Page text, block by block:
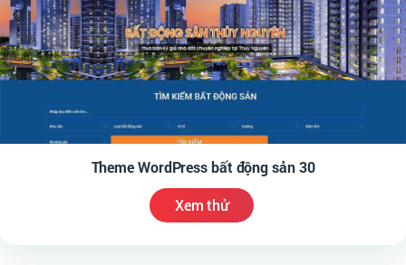
Theme WordPress bất động sản 30
Xem thử